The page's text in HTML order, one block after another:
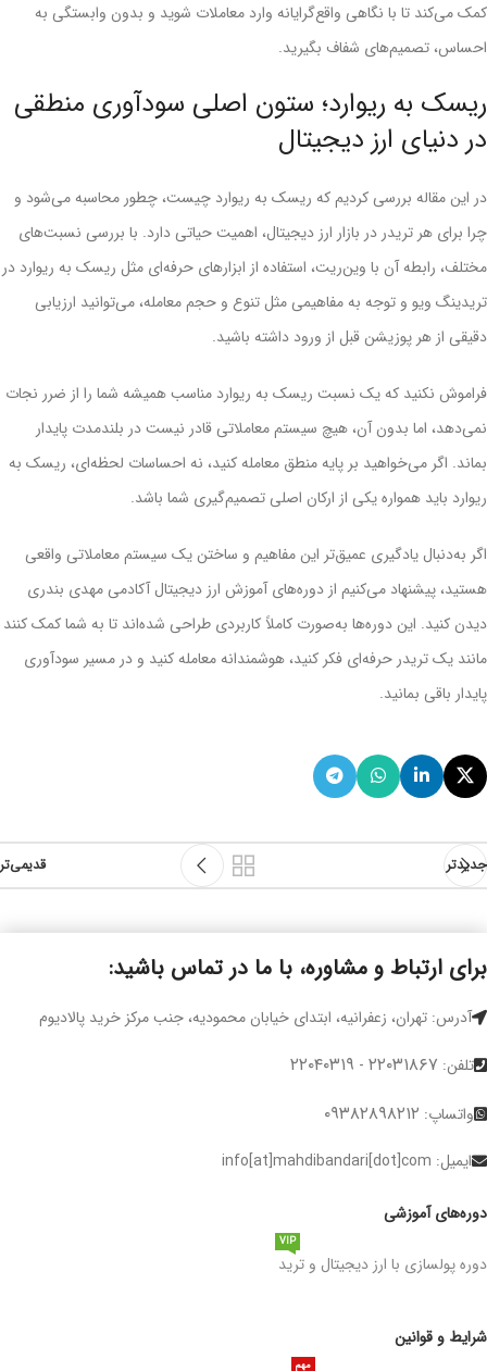
کمک می‌کند تا با نگاهی واقع‌گرایانه وارد معاملات شوید و بدون وابستگی به
احساس، تصمیم‌های شفاف بگیرید.
ریسک به ریوارد؛ ستون اصلی سودآوری منطقی
در دنیای ارز دیجیتال
در این مقاله بررسی کردیم که ریسک به ریوارد چیست، چطور محاسبه می‌شود و
چرا برای هر تریدر در بازار ارز دیجیتال، اهمیت حیاتی دارد. با بررسی نسبت‌های
مختلف، رابطه آن با وین‌ریت، استفاده از ابزارهای حرفه‌ای مثل ریسک به ریوارد در
تریدینگ ویو و توجه به مفاهیمی مثل تنوع و حجم معامله، می‌توانید ارزیابی
دقیقی از هر پوزیشن قبل از ورود داشته باشید.
فراموش نکنید که یک نسبت ریسک به ریوارد مناسب همیشه شما را از ضرر نجات
نمی‌دهد، اما بدون آن، هیچ سیستم معاملاتی قادر نیست در بلندمدت پایدار
بماند. اگر می‌خواهید بر پایه منطق معامله کنید، نه احساسات لحظه‌ای، ریسک به
ریوارد باید همواره یکی از ارکان اصلی تصمیم‌گیری شما باشد.
اگر به‌دنبال یادگیری عمیق‌تر این مفاهیم و ساختن یک سیستم معاملاتی واقعی
هستید، پیشنهاد می‌کنیم از دوره‌های آموزش ارز دیجیتال آکادمی مهدی بندری
دیدن کنید. این دوره‌ها به‌صورت کاملاً کاربردی طراحی شده‌اند تا به شما کمک کنند
مانند یک تریدر حرفه‌ای فکر کنید، هوشمندانه معامله کنید و در مسیر سودآوری
پایدار باقی بمانید.
جدیدتر قدیمی‌تر
برای ارتباط و مشاوره، با ما در تماس باشید:
آدرس: تهران، زعفرانیه، ابتدای خیابان محمودیه، جنب مرکز خرید پالادیوم
تلفن: ۲۲۰۳۱۸۶۷ - ۲۲۰۴۰۳۱۹
واتساپ: ۰۹۳۸۲۸۹۸۲۱۲
ایمیل: info[at]mahdibandari[dot]com
دوره‌های آموزشی
دوره پولسازی با ارز دیجیتال و ترید
VIP
شرایط و قوانین
مهم